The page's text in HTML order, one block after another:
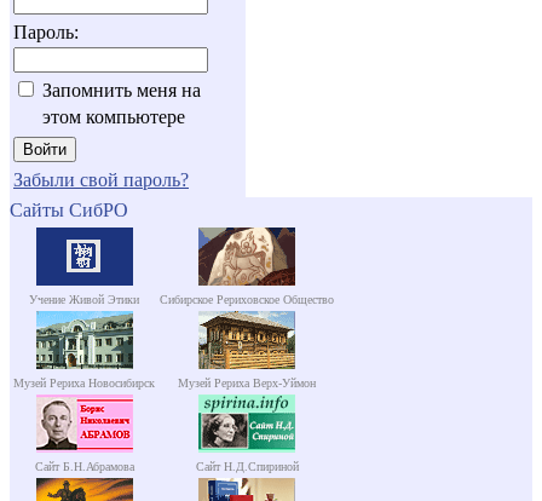
Пароль:
Запомнить меня на
этом компьютере
Забыли свой пароль?
Сайты СибРО
Учение Живой Этики Сибирское Рериховское Общество
Музей Рериха Новосибирск Музей Рериха Верх-Уймон
Сайт Б.Н.Абрамова Сайт Н.Д.Спириной